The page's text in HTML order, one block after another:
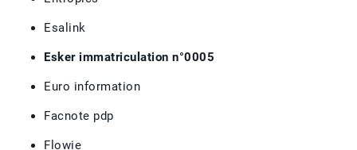
Esalink
Esker immatriculation n°0005
Euro information
Facnote pdp
Flowie